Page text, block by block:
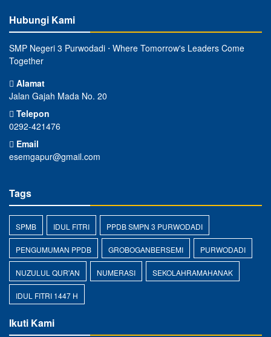
Hubungi Kami
SMP Negeri 3 Purwodadi ⋅ Where Tomorrow's Leaders Come
Together
Alamat
Jalan Gajah Mada No. 20
Telepon
0292-421476
Email
esemgapur@gmail.com
Tags
SPMB IDUL FITRI PPDB SMPN 3 PURWODADI
PENGUMUMAN PPDB GROBOGANBERSEMI PURWODADI
NUZULUL QUR'AN NUMERASI SEKOLAHRAMAHANAK
IDUL FITRI 1447 H
Ikuti Kami